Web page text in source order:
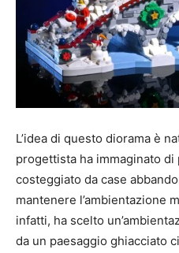
L’idea di questo diorama è
progettista ha immaginato
costeggiato da case
mantenere l’ambientazione
infatti, ha scelto
da un paesaggio ghiacciato